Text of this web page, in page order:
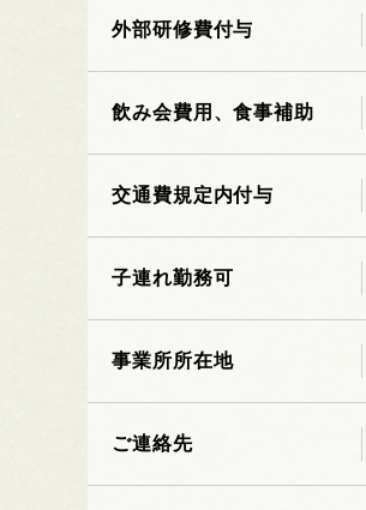
外部研修費付与
飲み会費用、食事補助
交通費規定内付与
子連れ勤務可
事業所所在地
ご連絡先